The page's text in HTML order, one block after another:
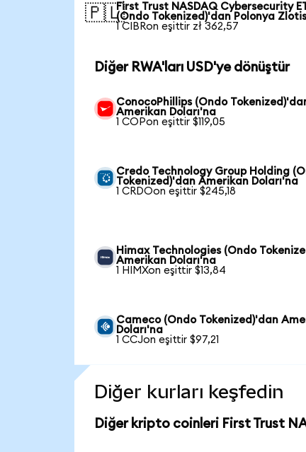
🇵🇱First Trust NASDAQ Cybersecurity
(Ondo Tokenized)'dan Polonya
1 CIBRon eşittir zł 362,57
Diğer RWA'ları USD'ye dönüştür
ConocoPhillips (Ondo
Amerikan Doları'na
1 COPon eşittir $119,05
Credo Technology Group Holding
Tokenized)'dan Amerikan Doları'na
1 CRDOon eşittir $245,18
Himax Technologies (Ondo
Amerikan Doları'na
1 HIMXon eşittir $13,84
Cameco (Ondo Tokenized)'dan
Doları'na
1 CCJon eşittir $97,21
Diğer kurları keşfedin
Diğer kripto coinleri First Trust